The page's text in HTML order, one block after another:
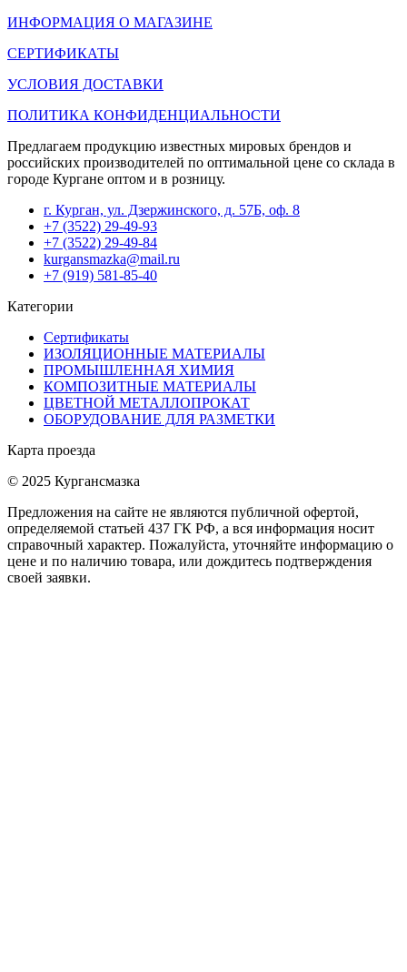
ИНФОРМАЦИЯ О МАГАЗИНЕ
СЕРТИФИКАТЫ
УСЛОВИЯ ДОСТАВКИ
ПОЛИТИКА КОНФИДЕНЦИАЛЬНОСТИ
Предлагаем продукцию известных мировых брендов и
российских производителей по оптимальной цене со склада в
городе Кургане оптом и в розницу.
г. Курган, ул. Дзержинского, д. 57Б, оф. 8
+7 (3522) 29-49-93
+7 (3522) 29-49-84
kurgansmazka@mail.ru
+7 (919) 581-85-40
Категории
Сертификаты
ИЗОЛЯЦИОННЫЕ МАТЕРИАЛЫ
ПРОМЫШЛЕННАЯ ХИМИЯ
КОМПОЗИТНЫЕ МАТЕРИАЛЫ
ЦВЕТНОЙ МЕТАЛЛОПРОКАТ
ОБОРУДОВАНИЕ ДЛЯ РАЗМЕТКИ
Карта проезда
© 2025 Кургансмазка
Предложения на сайте не являются публичной офертой,
определяемой статьей 437 ГК РФ, а вся информация носит
справочный характер. Пожалуйста, уточняйте информацию о
цене и по наличию товара, или дождитесь подтверждения
своей заявки.